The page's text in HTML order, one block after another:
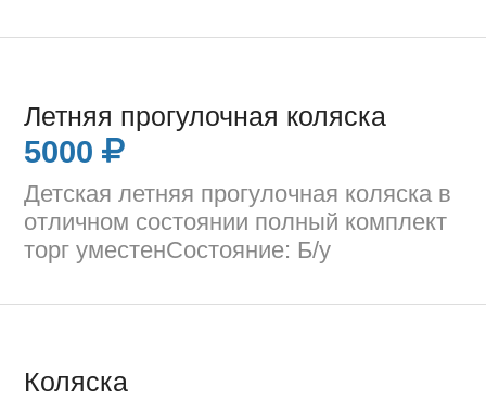
Летняя прогулочная коляска
5000
Детская летняя прогулочная коляска в
отличном состоянии полный комплект
торг уместенСостояние: Б/у
Коляска